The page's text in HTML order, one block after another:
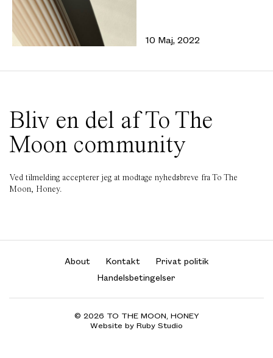
10 Maj, 2022
Bliv en del af To The
Moon community
Ved tilmelding accepterer jeg at modtage nyhedsbreve fra To The
Moon, Honey.
About Kontakt
Privat politik
Handelsbetingelser
© 2026 TO THE MOON, HONEY
Website by Ruby Studio